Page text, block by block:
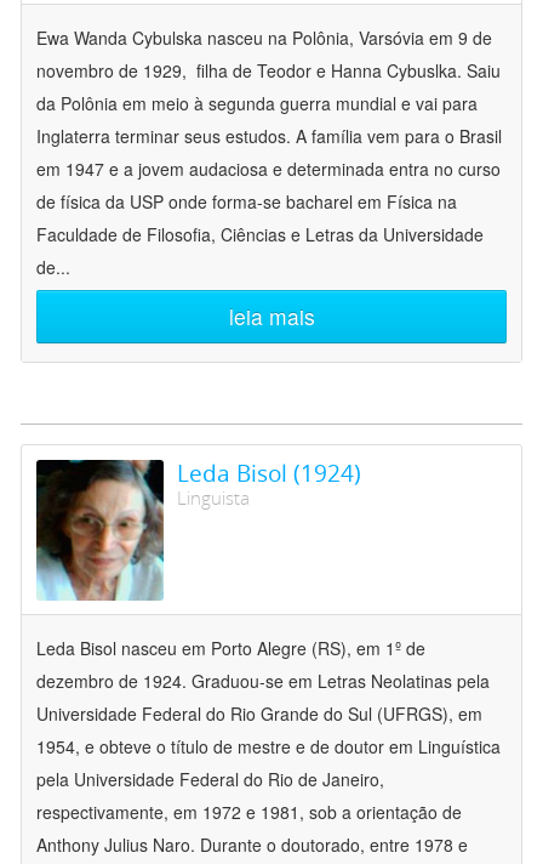
Ewa Wanda Cybulska nasceu na Polônia, Varsóvia em 9 de
novembro de 1929, filha de Teodor e Hanna Cybuslka. Saiu
da Polônia em meio à segunda guerra mundial e vai para
Inglaterra terminar seus estudos. A família vem para o Brasil
em 1947 e a jovem audaciosa e determinada entra no curso
de física da USP onde forma-se bacharel em Física na
Faculdade de Filosofia, Ciências e Letras da Universidade
de...
leia mais
Leda Bisol (1924)
Linguista
Leda Bisol nasceu em Porto Alegre (RS), em 1º de
dezembro de 1924. Graduou-se em Letras Neolatinas pela
Universidade Federal do Rio Grande do Sul (UFRGS), em
1954, e obteve o título de mestre e de doutor em Linguística
pela Universidade Federal do Rio de Janeiro,
respectivamente, em 1972 e 1981, sob a orientação de
Anthony Julius Naro. Durante o doutorado, entre 1978 e